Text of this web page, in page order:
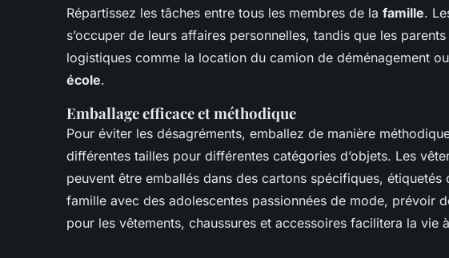
Répartissez les tâches entre tous les membres de la famille.
s’occuper de leurs affaires personnelles, tandis que les
logistiques comme la location du camion de déménagement
école.
Emballage efficace et méthodique
Pour éviter les désagréments, emballez de manière
différentes tailles pour différentes catégories d’objets. Les
peuvent être emballés dans des cartons spécifiques, étiquetés
famille avec des adolescentes passionnées de mode, prévoir
pour les vêtements, chaussures et accessoires facilitera la vie